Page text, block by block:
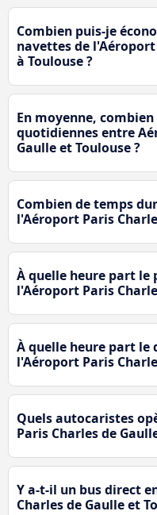
Combien puis-je
navettes de
à Toulouse ?
En moyenne,
quotidiennes entre
Gaulle et Toulouse ?
Combien de temps
l'Aéroport Paris
À quelle heure part le
l'Aéroport Paris
À quelle heure part le
l'Aéroport Paris
Quels autocaristes
Paris Charles de
Y a-t-il un bus direct
Charles de Gaulle et